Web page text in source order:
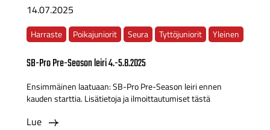
14.07.2025
Harraste Poikajuniorit Seura Tyttöjuniorit Yleinen
SB-Pro Pre-Season leiri 4.-5.8.2025
Ensimmäinen laatuaan: SB-Pro Pre-Season leiri ennen
kauden starttia. Lisätietoja ja ilmoittautumiset tästä
Lue